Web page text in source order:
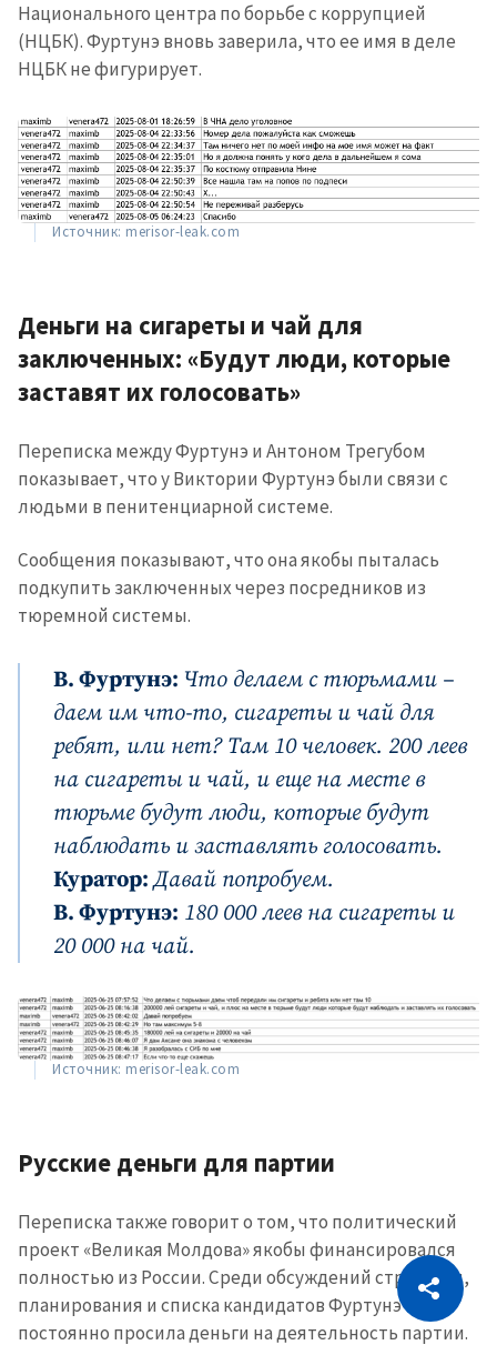
Скопировать ссылку
Национального центра по борьбе с коррупцией
(НЦБК). Фуртунэ вновь заверила, что ее имя в деле
НЦБК не фигурирует.
Источник: merisor-leak.com
Деньги на сигареты и чай для
заключенных: «Будут люди, которые
заставят их голосовать»
Переписка между Фуртунэ и Антоном Трегубом
показывает, что у Виктории Фуртунэ были связи с
людьми в пенитенциарной системе.
Сообщения показывают, что она якобы пыталась
подкупить заключенных через посредников из
тюремной системы.
В. Фуртунэ: Что делаем с тюрьмами –
даем им что-то, сигареты и чай для
ребят, или нет? Там 10 человек. 200 леев
на сигареты и чай, и еще на месте в
тюрьме будут люди, которые будут
наблюдать и заставлять голосовать.
Куратор:Давай попробуем.
В. Фуртунэ: 180 000 леев на сигареты и
20 000 на чай.
Источник: merisor-leak.com
Русские деньги для партии
Переписка также говорит о том, что политический
проект «Великая Молдова» якобы финансировался
полностью из России. Среди обсуждений стратегии,
планирования и списка кандидатов Фуртунэ
постоянно просила деньги на деятельность партии.
Citește articolul
CITEȘTE